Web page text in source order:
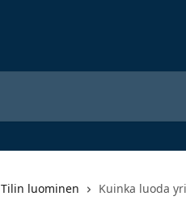
Tilin luominen Kuinka luoda